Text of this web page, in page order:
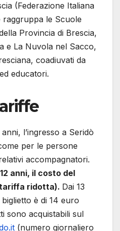
(Federazione Italiana
le Scuole
Provincia di Brescia,
e La Nuvola nel Sacco,
coadiuvati da
educatori.
l’ingresso a Seridò
per le persone
accompagnatori.
anni, il costo del
ridotta). Dai 13
è di 14 euro
sono acquistabili sul
(numero giornaliero